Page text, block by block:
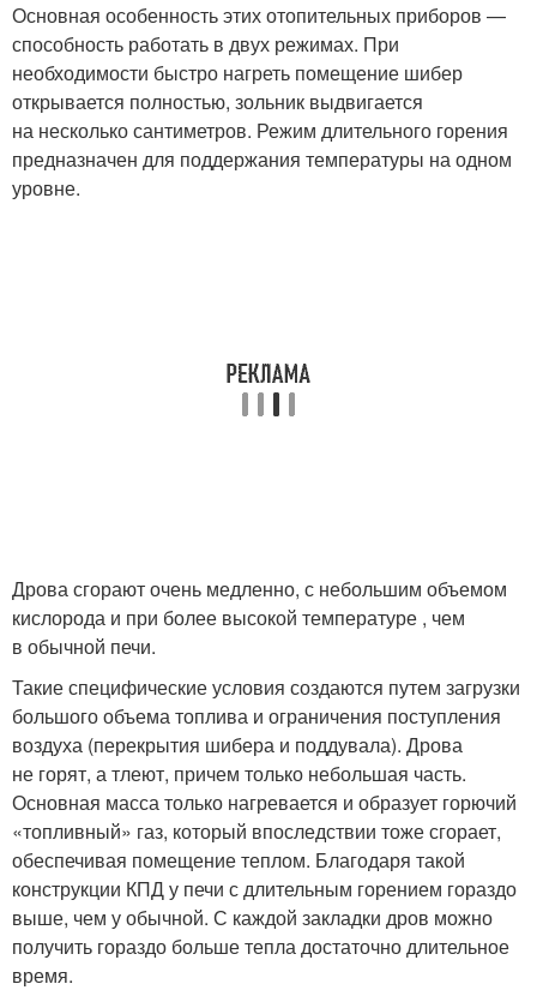
Основная особенность этих отопительных приборов —
способность работать в двух режимах. При
необходимости быстро нагреть помещение шибер
открывается полностью, зольник выдвигается
на несколько сантиметров. Режим длительного горения
предназначен для поддержания температуры на одном
уровне.
Дрова сгорают очень медленно, с небольшим объемом
кислорода и при более высокой температуре , чем
в обычной печи.
Такие специфические условия создаются путем загрузки
большого объема топлива и ограничения поступления
воздуха (перекрытия шибера и поддувала). Дрова
не горят, а тлеют, причем только небольшая часть.
Основная масса только нагревается и образует горючий
«топливный» газ, который впоследствии тоже сгорает,
обеспечивая помещение теплом. Благодаря такой
конструкции КПД у печи с длительным горением гораздо
выше, чем у обычной. С каждой закладки дров можно
получить гораздо больше тепла достаточно длительное
время.